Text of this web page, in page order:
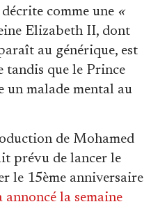
comme une «
Elizabeth II, dont
au générique, est
tandis que le Prince
un malade mental au
de Mohamed
prévu de lancer le
le 15ème anniversaire
annoncé la semaine